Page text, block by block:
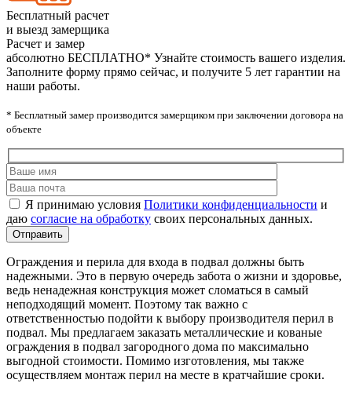
Бесплатный расчет
и выезд замерщика
Расчет и замер
абсолютно БЕСПЛАТНО* Узнайте стоимость вашего изделия.
Заполните форму прямо сейчас, и получите 5 лет гарантии на
наши работы.
* Бесплатный замер производится замерщиком при заключении договора на
объекте
Я принимаю условия Политики конфиденциальности и
даю согласие на обработку своих персональных данных.
Ограждения и перила для входа в подвал должны быть
надежными. Это в первую очередь забота о жизни и здоровье,
ведь ненадежная конструкция может сломаться в самый
неподходящий момент. Поэтому так важно с
ответственностью подойти к выбору производителя перил в
подвал. Мы предлагаем заказать металлические и кованые
ограждения в подвал загородного дома по максимально
выгодной стоимости. Помимо изготовления, мы также
осуществляем монтаж перил на месте в кратчайшие сроки.